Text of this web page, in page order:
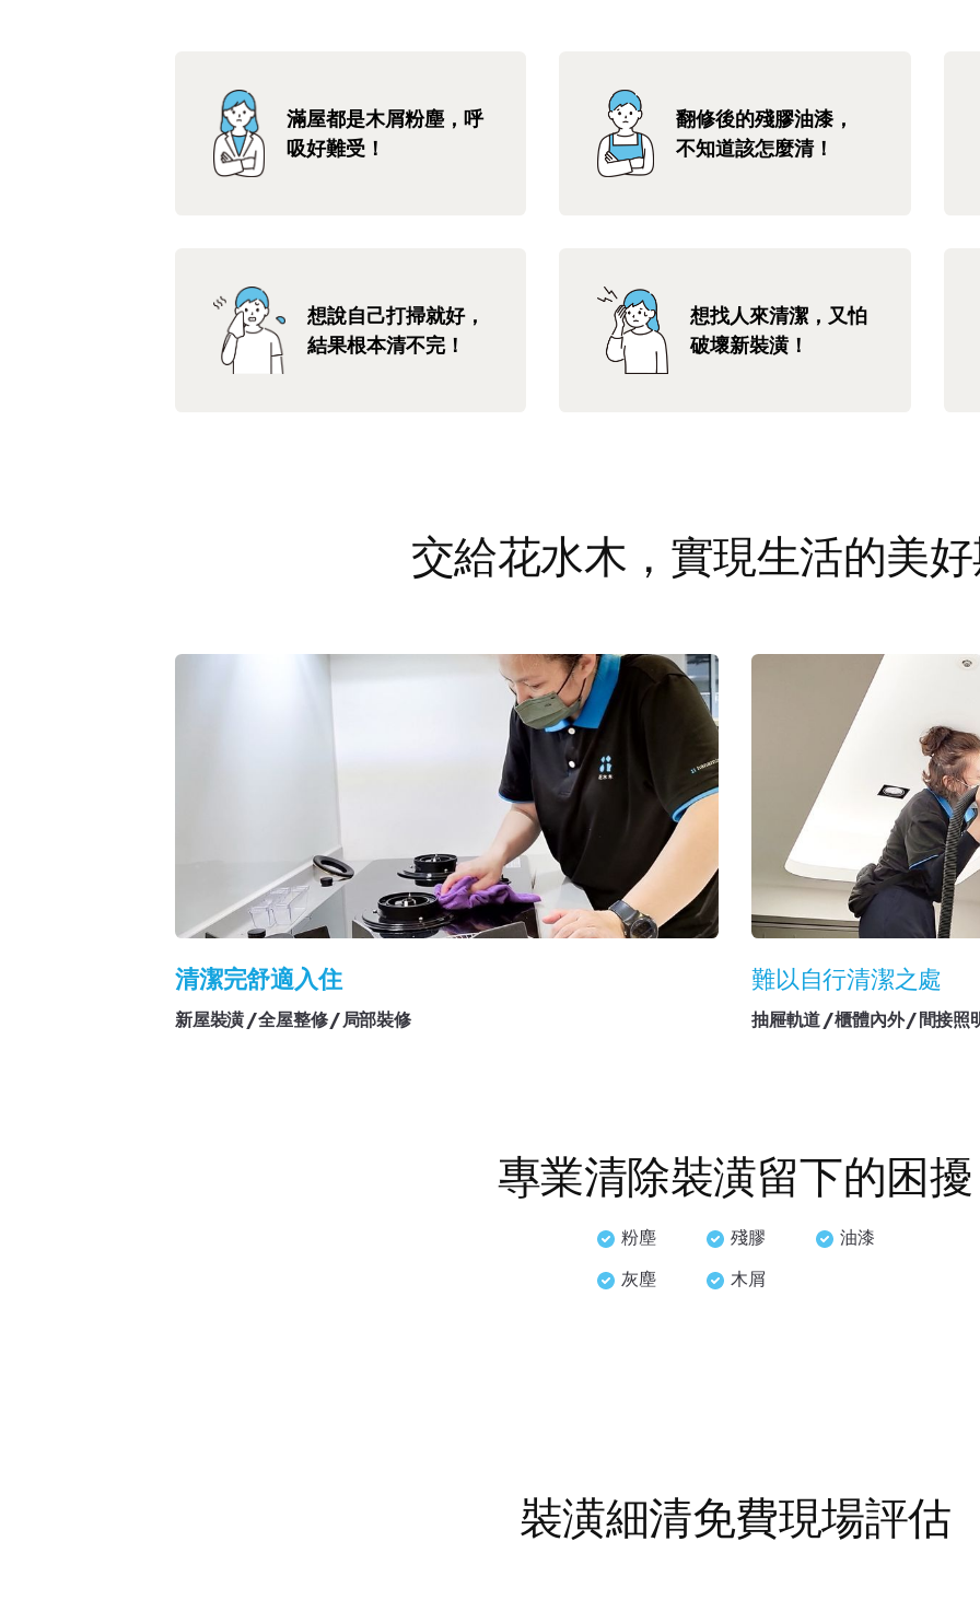
滿屋都是木屑粉塵，呼
吸好難受！
翻修後的殘膠油漆，
不知道該怎麼清！
想說自己打掃就好，
結果根本清不完！
想找人來清潔，又怕
破壞新裝潢！
交給花水木，實現生活的美
清潔完舒適入住
新屋裝潢 / 全屋整修 / 局部裝修
難以自行清潔之處
抽屜軌道 / 櫃體內外 / 間接照
專業清除裝潢留下的困擾
粉塵 殘膠
油漆
灰塵
木屑
裝潢細清免費現場評估